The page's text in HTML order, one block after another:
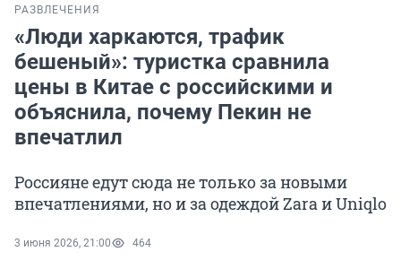
РАЗВЛЕЧЕНИЯ
«Люди харкаются, трафик
бешеный»: туристка сравнила
цены в Китае с российскими и
объяснила, почему Пекин не
впечатлил
Россияне едут сюда не только за новыми
впечатлениями, но и за одеждой Zara и Uniqlo
3 июня 2026, 21:00 464